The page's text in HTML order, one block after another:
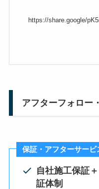
https://share.google/
アフターフォロー
保証・アフターサービ
自社施工保証
証体制